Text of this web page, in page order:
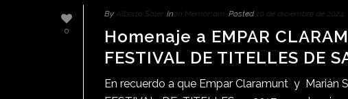
0
By Alberto Soler In In Memoriam Posted 10 de diciembre de 2024
Homenaje a EMPAR
FESTIVAL DE TITELLES DE
En recuerdo a que Empar Claramunt y Marián